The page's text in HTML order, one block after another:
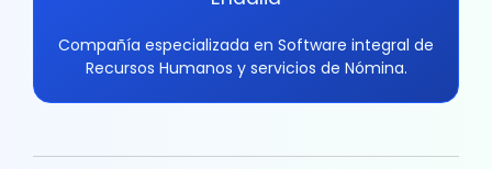
Compañía especializada en Software integral de
Recursos Humanos y servicios de Nómina.